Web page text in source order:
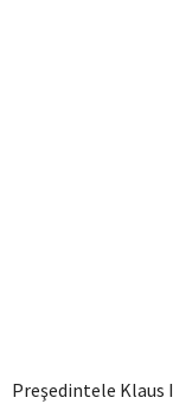
Preşedintele Klaus